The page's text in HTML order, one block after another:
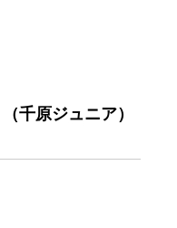
千原ジュニア）